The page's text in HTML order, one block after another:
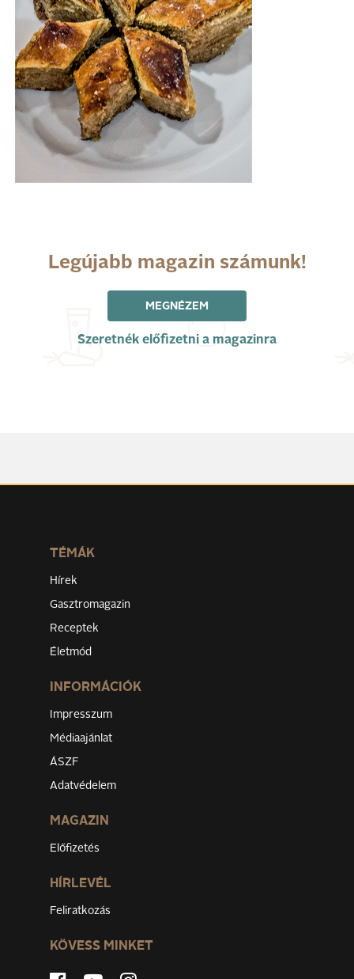
Legújabb magazin számunk!
MEGNÉZEM
Szeretnék előfizetni a magazinra
TÉMÁK
Hírek
Gasztromagazin
Receptek
Életmód
INFORMÁCIÓK
Impresszum
Médiaajánlat
ÁSZF
Adatvédelem
MAGAZIN
Előfizetés
HÍRLEVÉL
Feliratkozás
KÖVESS MINKET